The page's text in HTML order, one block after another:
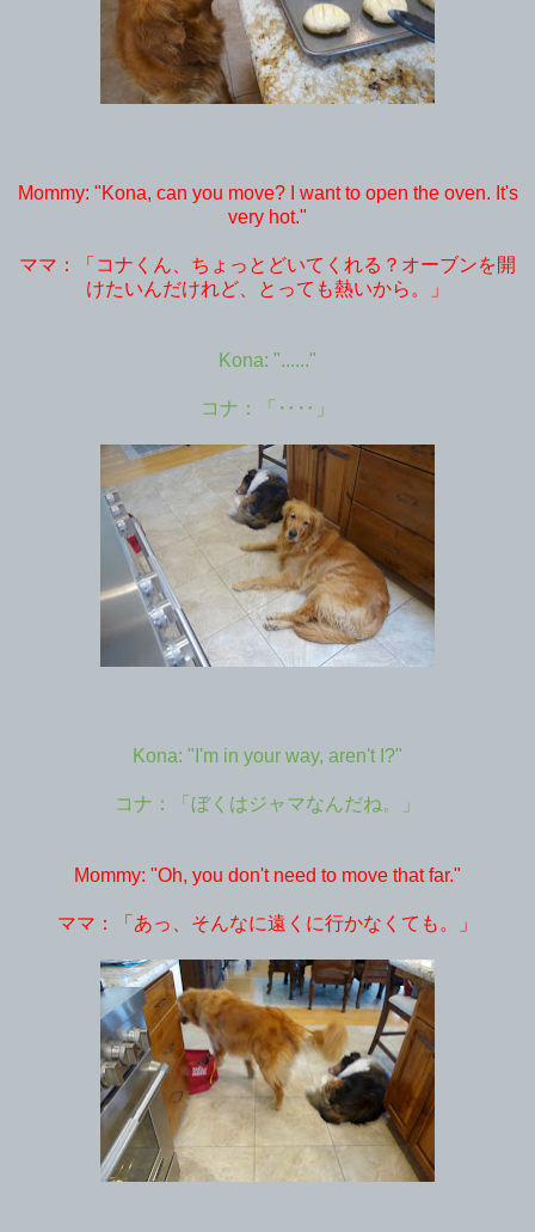
Mommy: "Kona, can you move? I want to open the oven. It's
very hot."
ママ：「コナくん、ちょっとどいてくれる？オーブンを開
けたいんだけれど、とっても熱いから。」
Kona: "......"
コナ：「‥‥」
Kona: "I'm in your way, aren't I?"
コナ：「ぼくはジャマなんだね。」
Mommy: "Oh, you don't need to move that far."
ママ：「あっ、そんなに遠くに行かなくても。」